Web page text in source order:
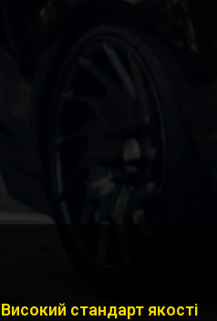
Високий стандарт якості